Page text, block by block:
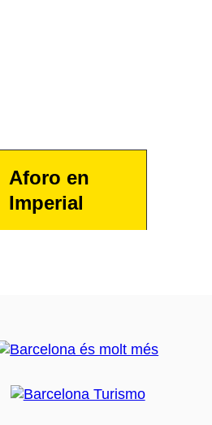
Aforo en
Imperial